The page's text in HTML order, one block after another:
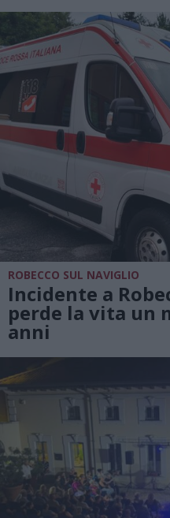
ROBECCO SUL NAVIGLIO
Incidente a
perde la vita un
anni